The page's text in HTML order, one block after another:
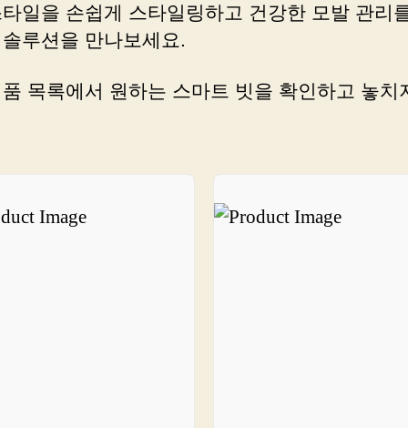
지
평
보
일을 손쉽게 스타일링하고 건강한 모발 관리
루션을 만나보세요.
목록에서 원하는 스마트 빗을 확인하고 놓치